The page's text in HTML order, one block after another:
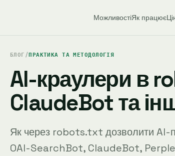
МожливостіЯк працює
БЛОГ/ПРАКТИКА ТА МЕТОДОЛОГІЯ
AI-краулери в
ClaudeBot та
Як через robots.txt дозволити AI-
OAI-SearchBot, ClaudeBot,